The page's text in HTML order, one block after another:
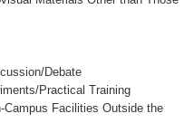
Debate
Practical Training
Facilities Outside the